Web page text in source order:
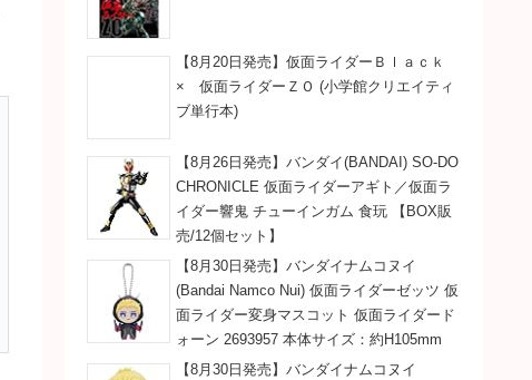
【8月20日発売】仮面ライダーＢｌａｃｋ
× 仮面ライダーＺＯ (小学館クリエイティ
ブ単行本)
【8月26日発売】バンダイ(BANDAI) SO-DO
CHRONICLE 仮面ライダーアギト／仮面ラ
イダー響鬼 チューインガム 食玩 【BOX販
売/12個セット】
【8月30日発売】バンダイナムコヌイ
(Bandai Namco Nui) 仮面ライダーゼッツ 仮
面ライダー変身マスコット 仮面ライダード
ォーン 2693957 本体サイズ：約H105mm
【8月30日発売】バンダイナムコヌイ